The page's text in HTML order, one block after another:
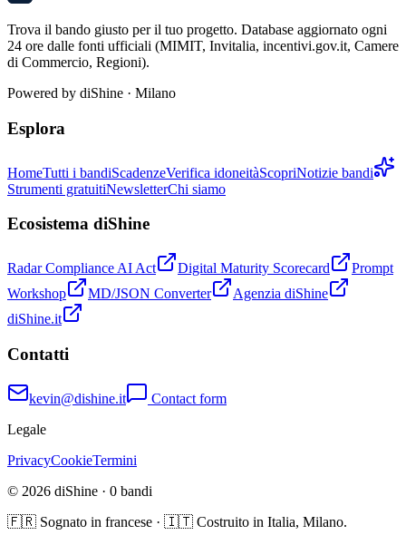
Trova il bando giusto per il tuo progetto. Database aggiornato ogni
24 ore dalle fonti ufficiali (MIMIT, Invitalia, incentivi.gov.it, Camere
di Commercio, Regioni).
Powered by diShine · Milano
Esplora
HomeTutti i bandiScadenzeVerifica idoneitàScopriNotizie bandi
Strumenti gratuitiNewsletterChi siamo
Ecosistema diShine
Radar Compliance AI Act Digital Maturity Scorecard
Prompt
Workshop
MD/JSON Converter
Agenzia diShine
diShine.it
Contatti
kevin@dishine.it
Contact form
Legale
PrivacyCookieTermini
© 2026 diShine · 0 bandi
🇫🇷 Sognato in francese · 🇮🇹 Costruito in Italia, Milano.